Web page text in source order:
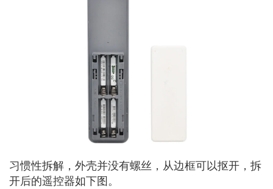
习惯性拆解，外壳并没有螺丝，从边框可以抠开，拆
开后的遥控器如下图。